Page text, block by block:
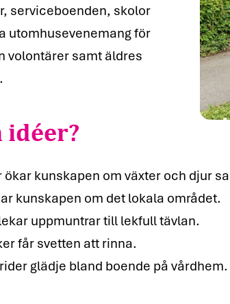
serviceboenden, skolor
utomhusevenemang för
volontärer samt äldres
kunskapen om växter och djur
kunskapen om det lokala området.
uppmuntrar till lekfull tävlan.
får svetten att rinna.
glädje bland boende på vårdhem.